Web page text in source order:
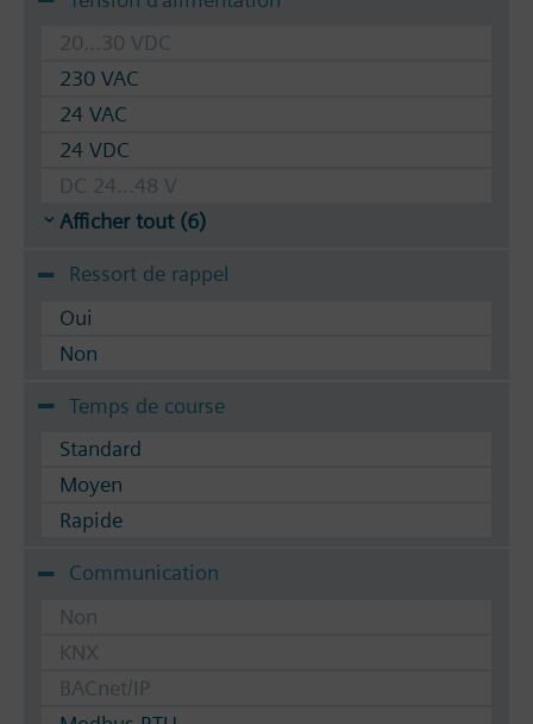
20...30 VDC
230 VAC
24 VAC
24 VDC
DC 24...48 V
Afficher tout (6)
Ressort de rappel
Oui
Non
Temps de course
Standard
Moyen
Rapide
Communication
Non
KNX
BACnet/IP